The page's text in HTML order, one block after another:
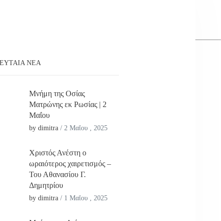
ΝΕΑ
Μνήμη της Οσίας
Ματρώνης εκ Ρωσίας | 2
Μαΐου
by dimitra / 2 Μαΐου , 2025
Χριστός Ανέστη ο
ωραιότερος χαιρετισμός –
Του Αθανασίου Γ.
Δημητρίου
by dimitra / 1 Μαΐου , 2025